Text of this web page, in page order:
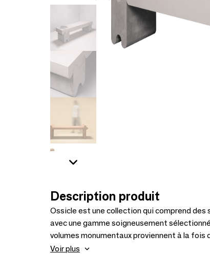
Description produit
Ossicle est une collection qui comprend
avec une gamme soigneusement
volumes monumentaux proviennent à la
contemporaines entrelacées, tandis que les
Voir plus